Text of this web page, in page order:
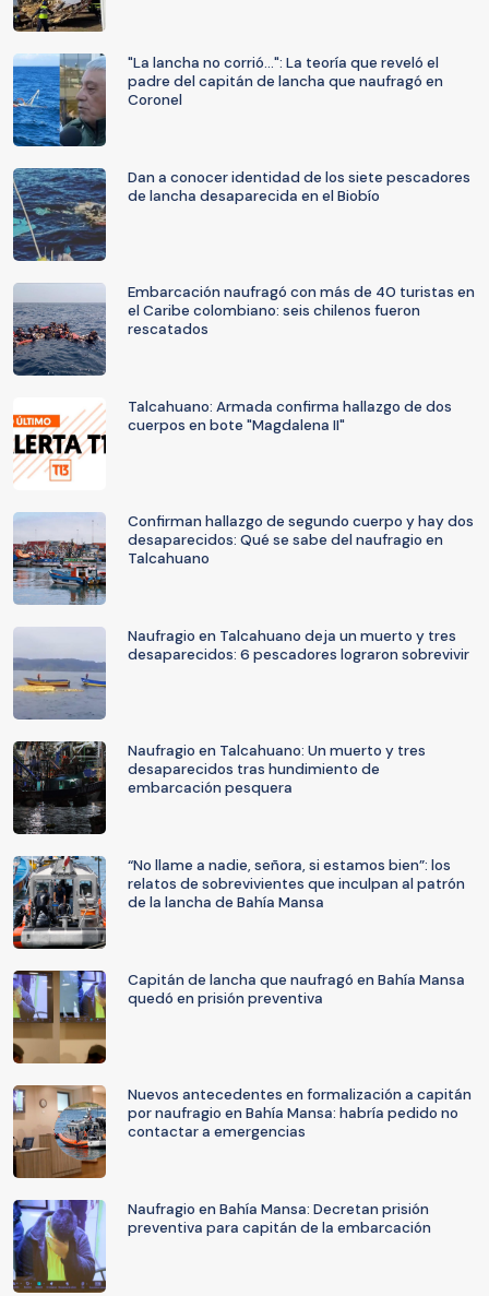
"La lancha no corrió...": La teoría que reveló el
padre del capitán de lancha que naufragó en
Coronel
Dan a conocer identidad de los siete pescadores
de lancha desaparecida en el Biobío
Embarcación naufragó con más de 40 turistas en
el Caribe colombiano: seis chilenos fueron
rescatados
Talcahuano: Armada confirma hallazgo de dos
cuerpos en bote "Magdalena II"
Confirman hallazgo de segundo cuerpo y hay dos
desaparecidos: Qué se sabe del naufragio en
Talcahuano
Naufragio en Talcahuano deja un muerto y tres
desaparecidos: 6 pescadores lograron sobrevivir
Naufragio en Talcahuano: Un muerto y tres
desaparecidos tras hundimiento de
embarcación pesquera
“No llame a nadie, señora, si estamos bien”: los
relatos de sobrevivientes que inculpan al patrón
de la lancha de Bahía Mansa
Capitán de lancha que naufragó en Bahía Mansa
quedó en prisión preventiva
Nuevos antecedentes en formalización a capitán
por naufragio en Bahía Mansa: habría pedido no
contactar a emergencias
Naufragio en Bahía Mansa: Decretan prisión
preventiva para capitán de la embarcación